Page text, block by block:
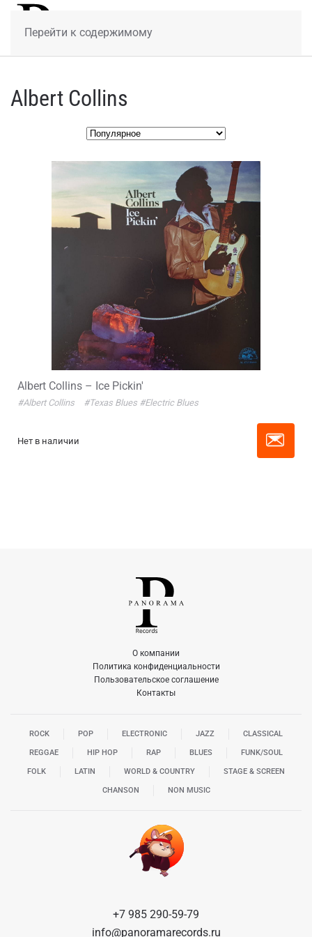
Перейти к содержимому
Albert Collins
Albert Collins – Ice Pickin'
#Albert Collins #Texas Blues #Electric Blues
Нет в наличии
О компании
Политика конфиденциальности
Пользовательское соглашение
Контакты
ROCK POP ELECTRONIC JAZZ CLASSICAL
REGGAE HIP HOP RAP BLUES FUNK/SOUL
FOLK LATIN WORLD & COUNTRY STAGE & SCREEN
CHANSON NON MUSIC
+7 985 290-59-79
info@panoramarecords.ru